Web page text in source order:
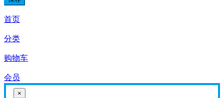
首页
分类
购物车
会员
×